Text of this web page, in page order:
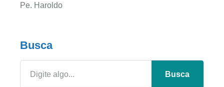
Pe. Haroldo
Busca
Busca